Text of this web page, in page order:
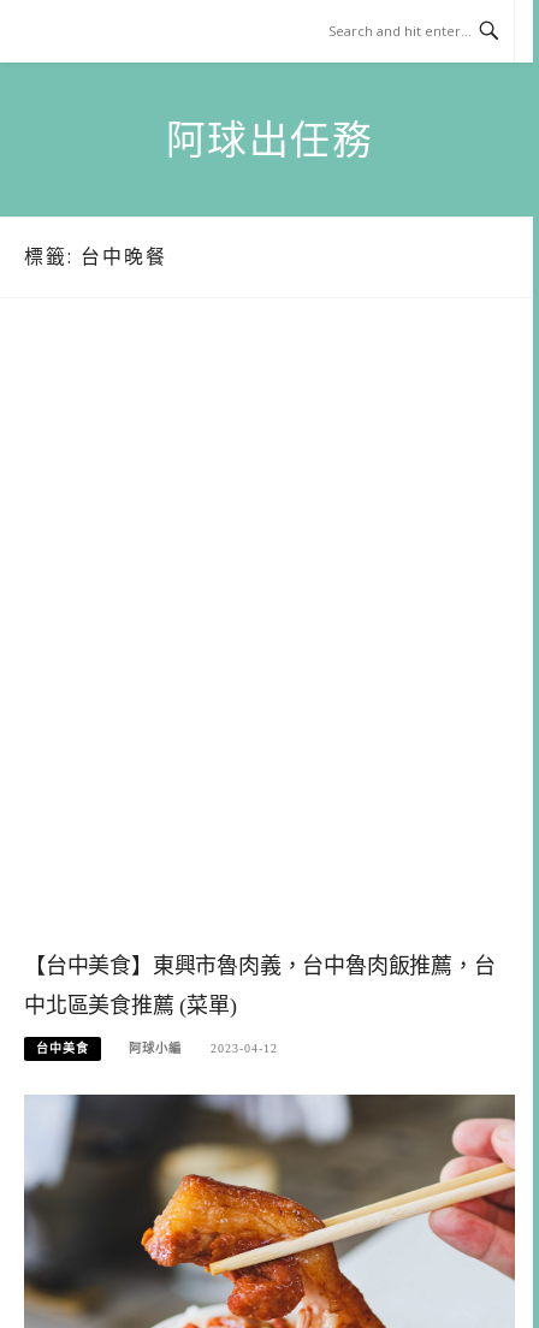
content
阿球出任務
標籤: 台中晚餐
【台中美食】東興市魯肉義，台中魯肉飯推薦，台
中北區美食推薦 (菜單)
台中美食 阿球小編 2023-04-12